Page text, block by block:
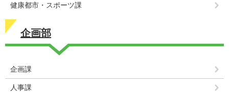
健康都市・スポーツ課
企画部
企画課
人事課